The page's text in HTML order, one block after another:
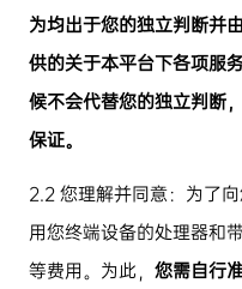
为均出于您的独立判断并
供的关于本平台下各项服
候不会代替您的独立判断
保证。
2.2您理解并同意：为了
用您终端设备的处理器和
等费用。为此，您需自行